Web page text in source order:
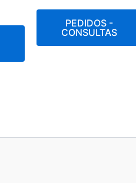
PEDIDOS -
CONSULTAS